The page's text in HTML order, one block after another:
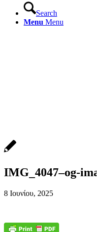
Search
Menu Menu
IMG_4047–og-
8 Ιουνίου, 2025